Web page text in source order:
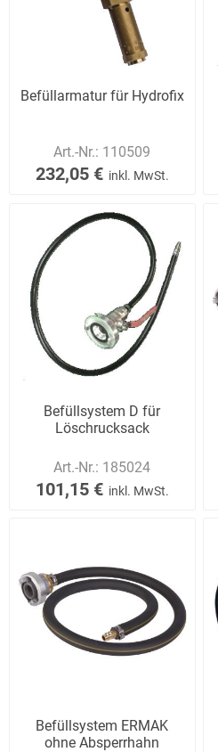
Befüllarmatur für Hydrofix
Art.-Nr.: 110509
232,05 € inkl. MwSt.
Befüllsystem D für
Löschrucksack
Art.-Nr.: 185024
101,15 € inkl. MwSt.
Befüllsystem ERMAK
ohne Absperrhahn